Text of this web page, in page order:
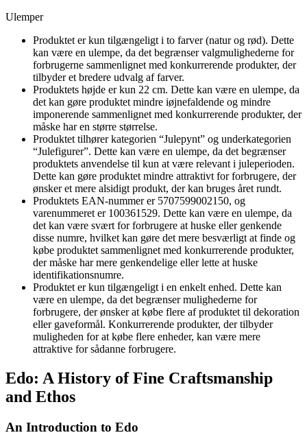
Ulemper
Produktet er kun tilgængeligt i to farver (natur og rød). Dette
kan være en ulempe, da det begrænser valgmulighederne for
forbrugerne sammenlignet med konkurrerende produkter, der
tilbyder et bredere udvalg af farver.
Produktets højde er kun 22 cm. Dette kan være en ulempe, da
det kan gøre produktet mindre iøjnefaldende og mindre
imponerende sammenlignet med konkurrerende produkter, der
måske har en større størrelse.
Produktet tilhører kategorien “Julepynt” og underkategorien
“Julefigurer”. Dette kan være en ulempe, da det begrænser
produktets anvendelse til kun at være relevant i juleperioden.
Dette kan gøre produktet mindre attraktivt for forbrugere, der
ønsker et mere alsidigt produkt, der kan bruges året rundt.
Produktets EAN-nummer er 5707599002150, og
varenummeret er 100361529. Dette kan være en ulempe, da
det kan være svært for forbrugere at huske eller genkende
disse numre, hvilket kan gøre det mere besværligt at finde og
købe produktet sammenlignet med konkurrerende produkter,
der måske har mere genkendelige eller lette at huske
identifikationsnumre.
Produktet er kun tilgængeligt i en enkelt enhed. Dette kan
være en ulempe, da det begrænser mulighederne for
forbrugere, der ønsker at købe flere af produktet til dekoration
eller gaveformål. Konkurrerende produkter, der tilbyder
muligheden for at købe flere enheder, kan være mere
attraktive for sådanne forbrugere.
Edo: A History of Fine Craftsmanship
and Ethos
An Introduction to Edo